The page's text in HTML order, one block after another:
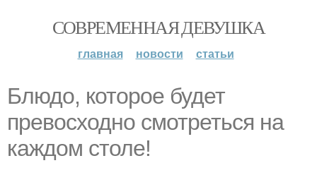
СОВРЕМЕННАЯ ДЕВУШКА
главная новости статьи
Блюдо, которое будет
превосходно смотреться на
каждом столе!